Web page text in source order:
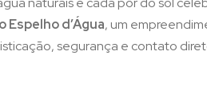
Espelho d’Água, um
segurança e contato
Privilegiada